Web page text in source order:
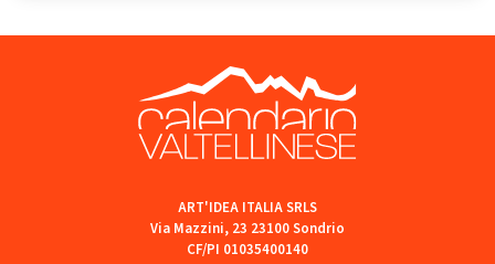
ART'IDEA ITALIA SRLS
Via Mazzini, 23 23100 Sondrio
CF/PI 01035400140